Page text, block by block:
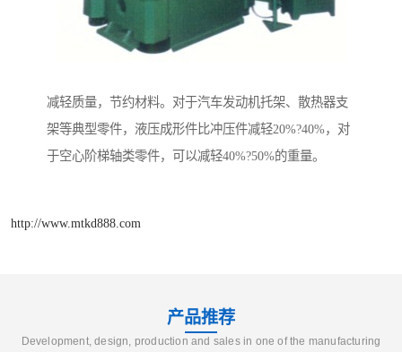
减轻质量，节约材料。对于汽车发动机托架、散热器支
架等典型零件，液压成形件比冲压件减轻20%?40%，对
于空心阶梯轴类零件，可以减轻40%?50%的重量。
http://www.mtkd888.com
产品推荐
Development, design, production and sales in one of the manufacturing